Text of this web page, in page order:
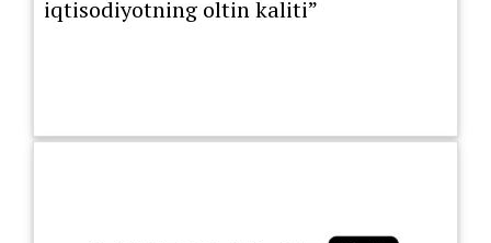
iqtisodiyotning oltin kaliti”